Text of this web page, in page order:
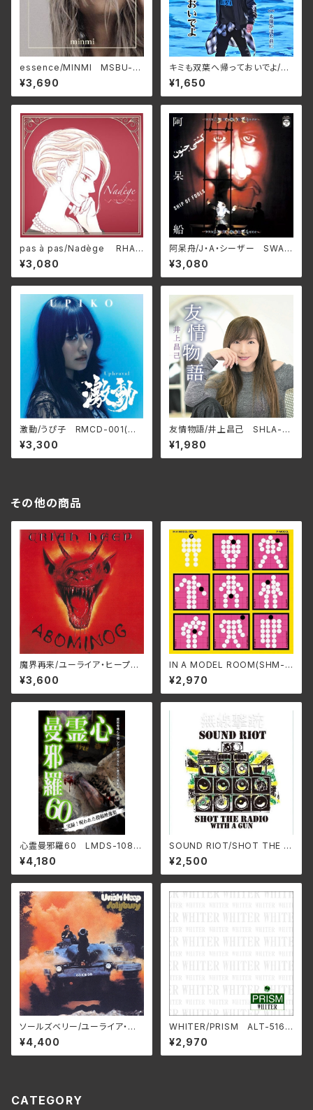
essence/MINMI MSBU-0
01
¥3,690
キミも双葉へ帰っておいでよ/た
かはしごう APM-0001(仕様:
CD)
¥1,650
pas à pas/Nadège RHAP
SODIE-A1801(仕様:12インチ
レコード)
¥3,080
阿呆舟/J・A・シーザー SWAX
-89C(仕様:CD)
¥3,080
激動/うぴ子 RMCD-001(仕
様:CD)
¥3,300
友情物語/井上昌己 SHLA-0
022(仕様:CD)
¥1,980
その他の商品
魔界再来/ユーライア‧ヒープ
BELLE-264334(仕様:SHM-
CD)
¥3,600
IN A MODEL ROOM(SHM-C
D EDITION)/P-MODEL SS
-1001A(仕様:SHM-CD)
¥2,970
心霊曼邪羅60 LMDS-108
(仕様:DVD)
¥4,180
SOUND RIOT/SHOT THE R
ADIO WITH A GUN HH-PS
Y011(仕様:CD)
¥2,500
ソールズベリー/ユーライア・ヒ
ープ BELLE-264327_8（仕
様:2SHM-CD）
¥4,400
WHITER/PRISM ALT-516C
(仕様:CD)
¥2,970
CATEGORY